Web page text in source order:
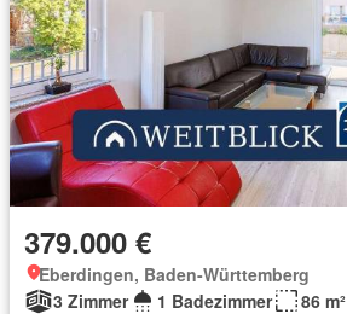
379.000 €
Eberdingen, Baden-Württemberg
3 Zimmer
1 Badezimmer 86 m²